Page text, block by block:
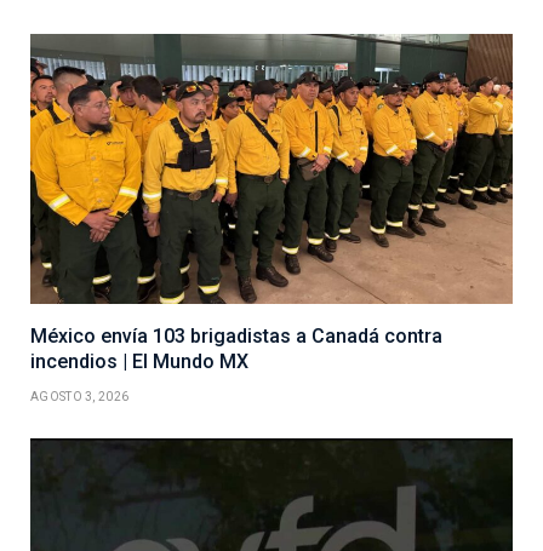
México envía 103 brigadistas a Canadá contra
incendios | El Mundo MX
AGOSTO 3, 2026